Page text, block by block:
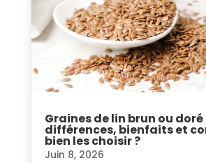
Graines de lin brun ou doré
différences, bienfaits et
bien les choisir ?
Juin 8, 2026